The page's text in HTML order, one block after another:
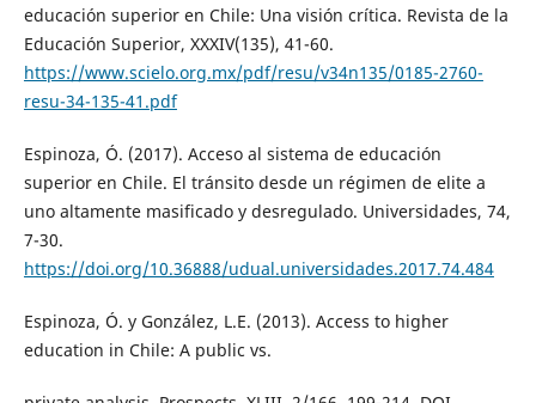
educación superior en Chile: Una visión crítica. Revista de la
Educación Superior, XXXIV(135), 41-60.
https://www.scielo.org.mx/pdf/resu/v34n135/0185-2760-
resu-34-135-41.pdf
Espinoza, Ó. (2017). Acceso al sistema de educación
superior en Chile. El tránsito desde un régimen de elite a
uno altamente masificado y desregulado. Universidades, 74,
7-30.
https://doi.org/10.36888/udual.universidades.2017.74.484
Espinoza, Ó. y González, L.E. (2013). Access to higher
education in Chile: A public vs.